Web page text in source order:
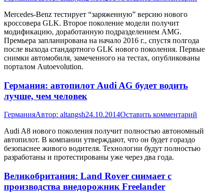
Mercedes-Benz тестирует “заряженную” версию нового
кроссовера GLK. Второе поколение модели получит
модификацию, доработанную подразделением AMG.
Премьера запланирована на начало 2016 г., спустя полгода
после выхода стандартного GLK нового поколения. Первые
снимки автомобиля, замеченного на тестах, опубликованы
порталом Аutoevolution.
Германия: автопилот Audi AG будет водить
лучше, чем человек
ГерманияАвтор: altangsh24.10.2014Оставить комментарий
Audi A8 нового поколения получит полностью автономный
автопилот. В компании утверждают, что он будет гораздо
безопаснее живого водителя. Технологии будут полностью
разработаны и протестированы уже через два года.
Великобритания: Land Rover снимает с
производства внедорожник Freelander